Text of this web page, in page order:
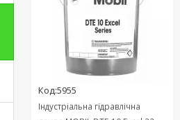
Код:5955
Індустріальна гідравлічна